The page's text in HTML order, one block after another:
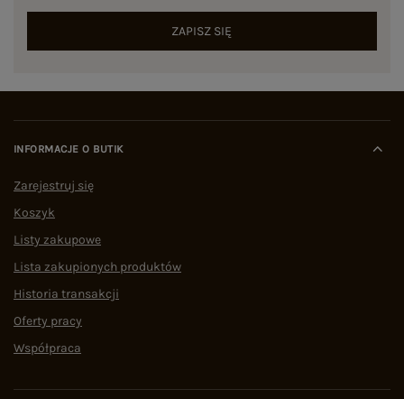
ZAPISZ SIĘ
INFORMACJE O BUTIK
Zarejestruj się
Koszyk
Listy zakupowe
Lista zakupionych produktów
Historia transakcji
Oferty pracy
Współpraca